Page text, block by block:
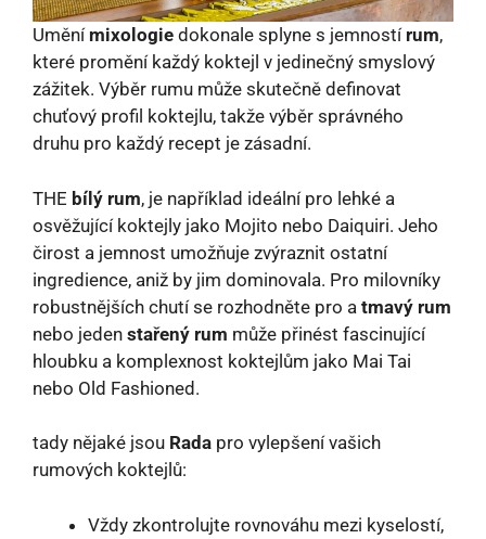
Umění mixologie dokonale splyne s jemností rum,
které promění každý koktejl v jedinečný smyslový
zážitek. Výběr rumu může skutečně definovat
chuťový profil koktejlu, takže výběr správného
druhu pro každý recept je zásadní.
THE bílý rum, je například ideální pro lehké a
osvěžující koktejly jako Mojito nebo Daiquiri. Jeho
čirost a jemnost umožňuje zvýraznit ostatní
ingredience, aniž by jim dominovala. Pro milovníky
robustnějších chutí se rozhodněte pro a tmavý rum
nebo jeden stařený rum může přinést fascinující
hloubku a komplexnost koktejlům jako Mai Tai
nebo Old Fashioned.
tady nějaké jsou Rada pro vylepšení vašich
rumových koktejlů:
Vždy zkontrolujte rovnováhu mezi kyselostí,